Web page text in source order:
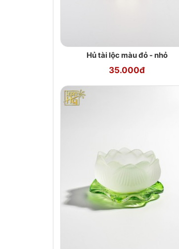
Hủ tài lộc màu đỏ - nhỏ
35.000đ